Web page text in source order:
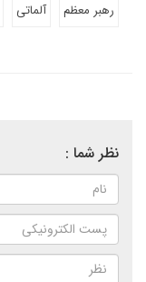
رهبر معظم
آلماتی
نظر شما :